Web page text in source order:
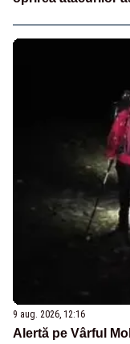
9 aug. 2026, 12:16
Alertă pe Vârful